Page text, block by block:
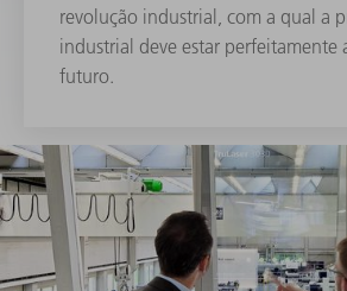
revolução industrial, com a qual a
industrial deve estar perfeitamente
futuro.